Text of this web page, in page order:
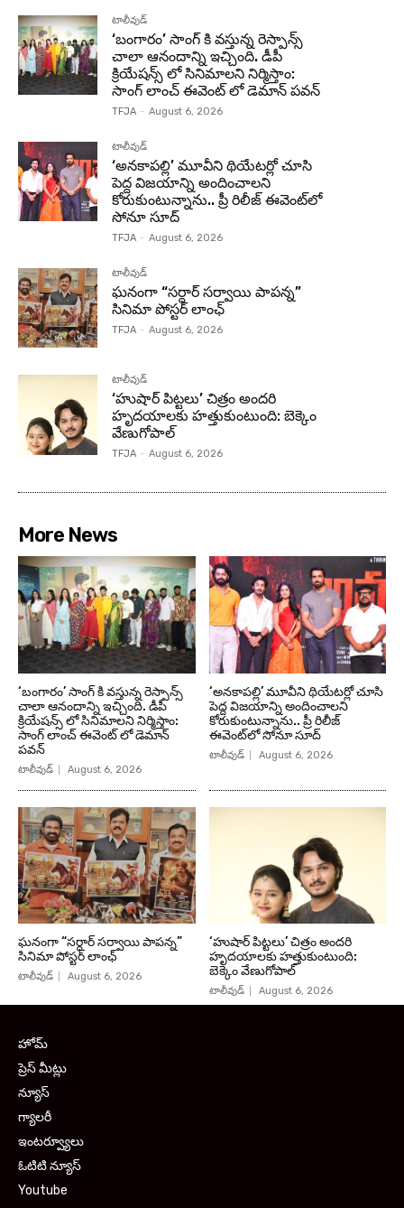
టాలీవుడ్
‘బంగారం’ సాంగ్ కి వస్తున్న రెస్పాన్స్
చాలా ఆనందాన్ని ఇచ్చింది. డీపీ
క్రియేషన్స్ లో సినిమాలని నిర్మిస్తాం:
సాంగ్ లాంచ్ ఈవెంట్ లో డెమాన్ పవన్
TFJA - August 6, 2026
టాలీవుడ్
‘అనకాపల్లి’ మూవీని థియేటర్లో చూసి
పెద్ద విజయాన్ని అందించాలని
కోరుకుంటున్నాను.. ప్రీ రిలీజ్ ఈవెంట్‌లో
సోనూ సూద్
TFJA - August 6, 2026
టాలీవుడ్
ఘనంగా “సర్దార్ సర్వాయి పాపన్న”
సినిమా పోస్టర్ లాంఛ్
TFJA - August 6, 2026
టాలీవుడ్
‘హుషార్‌ పిట్టలు’ చిత్రం అందరి
హృదయాలకు హత్తుకుంటుంది: బెక్కెం
వేణుగోపాల్‌
TFJA - August 6, 2026
More News
‘బంగారం’ సాంగ్ కి వస్తున్న రెస్పాన్స్
చాలా ఆనందాన్ని ఇచ్చింది. డీపీ
క్రియేషన్స్ లో సినిమాలని నిర్మిస్తాం:
సాంగ్ లాంచ్ ఈవెంట్ లో డెమాన్
పవన్
టాలీవుడ్ August 6, 2026
‘అనకాపల్లి’ మూవీని థియేటర్లో చూసి
పెద్ద విజయాన్ని అందించాలని
కోరుకుంటున్నాను.. ప్రీ రిలీజ్
ఈవెంట్‌లో సోనూ సూద్
టాలీవుడ్ August 6, 2026
ఘనంగా “సర్దార్ సర్వాయి పాపన్న”
సినిమా పోస్టర్ లాంఛ్
టాలీవుడ్ August 6, 2026
‘హుషార్‌ పిట్టలు’ చిత్రం అందరి
హృదయాలకు హత్తుకుంటుంది:
బెక్కెం వేణుగోపాల్‌
టాలీవుడ్ August 6, 2026
హోమ్
ప్రెస్ మీట్లు
న్యూస్
గ్యాలరీ
ఇంటర్వ్యూలు
ఓటిటి న్యూస్
Youtube